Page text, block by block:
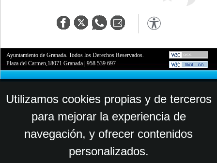
Ayuntamiento de Granada. Todos los Derechos Reservados.
Plaza del Carmen,18071 Granada |958 539 697
Utilizamos cookies propias y de terceros
para mejorar la experiencia de
navegación, y ofrecer contenidos
personalizados.